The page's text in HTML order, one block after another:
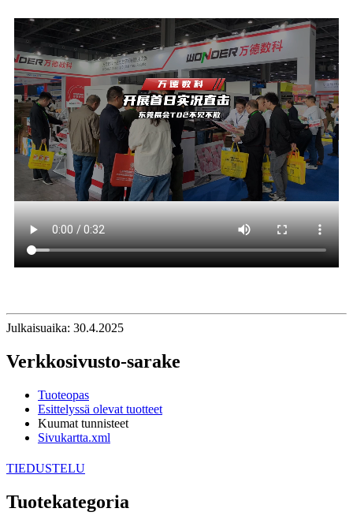
Julkaisuaika: 30.4.2025
Verkkosivusto-sarake
Tuoteopas
Esittelyssä olevat tuotteet
Kuumat tunnisteet
Sivukartta.xml
TIEDUSTELU
Tuotekategoria